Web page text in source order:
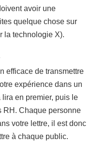
avoir une
quelque chose sur
la technologie X).
efficace de transmettre
expérience dans un
en premier, puis le
RH. Chaque personne
votre lettre, il est donc
à chaque public.